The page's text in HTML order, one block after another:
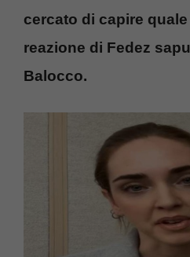
cercato di capire
reazione di Fedez
Balocco.